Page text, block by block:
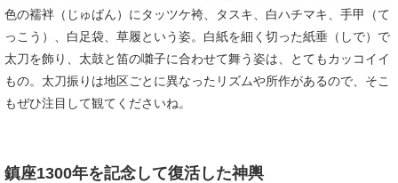
色の襦袢（じゅばん）にタッツケ袴、タスキ、白ハチマキ、手甲（て
っこう）、白足袋、草履という姿。白紙を細く切った紙垂（しで）で
太刀を飾り、太鼓と笛の囃子に合わせて舞う姿は、とてもカッコイイ
もの。太刀振りは地区ごとに異なったリズムや所作があるので、そこ
もぜひ注目して観てくださいね。
​鎮座1300年を記念して復活した神輿